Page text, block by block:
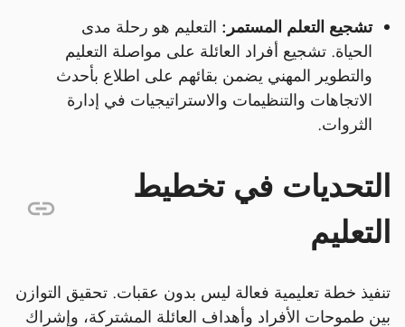
تشجيع التعلم المستمر: التعليم هو رحلة مدى
الحياة. تشجيع أفراد العائلة على مواصلة التعليم
والتطوير المهني يضمن بقائهم على اطلاع بأحدث
الاتجاهات والتنظيمات والاستراتيجيات في إدارة
الثروات.
التحديات في تخطيط
التعليم
تنفيذ خطة تعليمية فعالة ليس بدون عقبات. تحقيق التوازن
بين طموحات الأفراد وأهداف العائلة المشتركة، وإشراك